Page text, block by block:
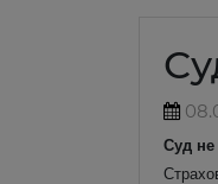
Суд не